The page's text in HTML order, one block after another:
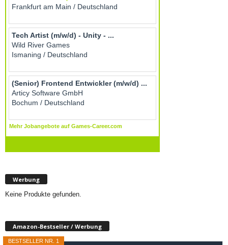
Werbung
Keine Produkte gefunden.
Amazon-Bestseller / Werbung
BESTSELLER NR. 1